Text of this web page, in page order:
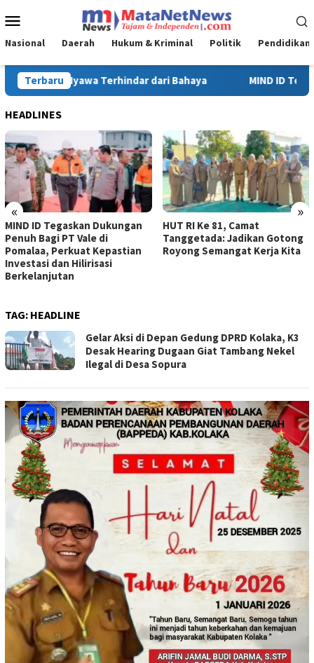
ke
Mobile
Nasional Daerah Hukum & Kriminal Politik Pendidikan
Terbaru
ID Tegaskan Dukungan Penuh Bagi PT Vale di Pomalaa,
HEADLINES
« »
Tegaskan Dukungan
PT Vale di
Perkuat Kepastian
dan Hilirisasi
HUT RI Ke 81, Camat
Tanggetada: Jadikan Gotong
Royong Semangat Kerja Kita
Ke-
TAG: HEADLINE
Gelar Aksi di Depan Gedung DPRD Kolaka, K3
Desak Hearing Dugaan Giat Tambang Nekel
Ilegal di Desa Sopura